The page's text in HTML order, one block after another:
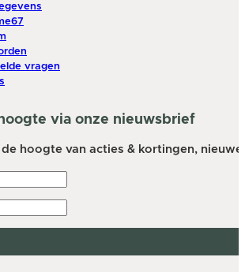
vragen
via onze nieuwsbrief
hoogte van acties & kortingen,